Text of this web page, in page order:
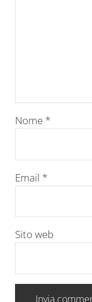
Nome *
Email *
Sito web